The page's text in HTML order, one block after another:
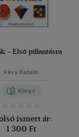
- Első pillantásra
Révy Katalin
Könyv
ismert ár:
1 300 Ft